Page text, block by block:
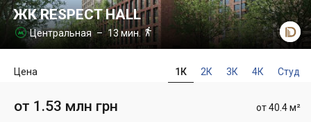
ЖК RESPECT HALL
 Центральная– 13 мин.
1К 2К 3К 4К Студ
Цена
от 40.4 м²
от 1.53 млн грн